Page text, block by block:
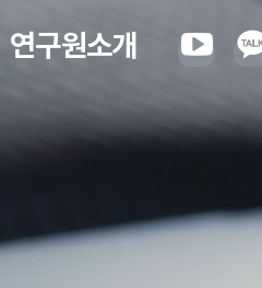
연구원소개